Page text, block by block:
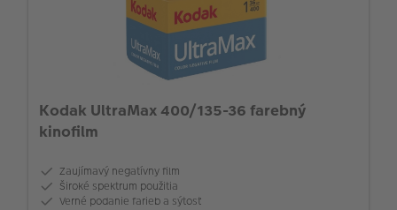
Kodak UltraMax 400/135-36 farebný
kinofilm
Zaujímavý negatívny film
Široké spektrum použitia
Verné podanie farieb a sýtosť